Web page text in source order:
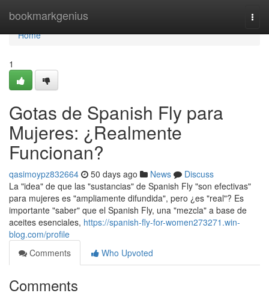
bookmarkgenius
Home
Home
1
Gotas de Spanish Fly para
Mujeres: ¿Realmente
Funcionan?
qasimoypz832664 50 days ago News
Discuss
La "idea" de que las "sustancias" de Spanish Fly "son efectivas"
para mujeres es "ampliamente difundida", pero ¿es "real"? Es
importante "saber" que el Spanish Fly, una "mezcla" a base de
aceites esenciales, https://spanish-fly-for-women273271.win-
blog.com/profile
Comments
Who Upvoted
Comments